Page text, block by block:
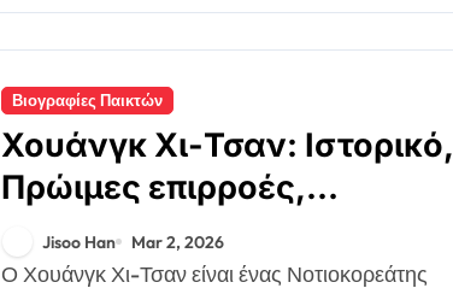
Βιογραφίες Παικτών
Χουάνγκ Χι-Τσαν: Ιστορικό,
Πρώιμες επιρροές,
Προσωπική ιστορία
Jisoo Han Mar 2, 2026
Ο Χουάνγκ Χι-Τσαν είναι ένας Νοτιοκορεάτης